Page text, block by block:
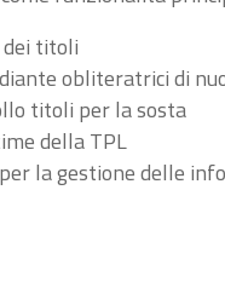
titoli
obliteratrici di
titoli per la sosta
della TPL
la gestione delle